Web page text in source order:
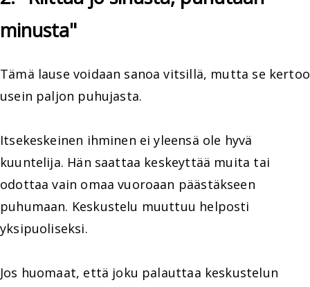
minusta"
Tämä lause voidaan sanoa vitsillä, mutta se kertoo
usein paljon puhujasta.
Itsekeskeinen ihminen ei yleensä ole hyvä
kuuntelija. Hän saattaa keskeyttää muita tai
odottaa vain omaa vuoroaan päästäkseen
puhumaan. Keskustelu muuttuu helposti
yksipuoliseksi.
Jos huomaat, että joku palauttaa keskustelun